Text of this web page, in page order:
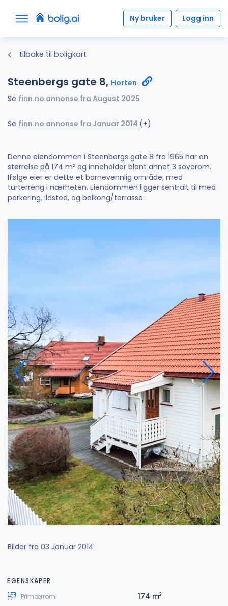
Ny bruker Logg inn
tilbake til boligkart
Steenbergs gate 8, Horten
Se finn.no annonse fra August 2025
Se finn.no annonse fra Januar 2014 (+)
Denne eiendommen i Steenbergs gate 8 fra 1965 har en
størrelse på 174 m² og inneholder blant annet 3 soverom.
Ifølge eier er dette et barnevennlig område, med
turterreng i nærheten. Eiendommen ligger sentralt til med
parkering, ildsted, og balkong/terrasse.
Bilder fra 03 Januar 2014
EGENSKAPER
Primærrom:
174 m2